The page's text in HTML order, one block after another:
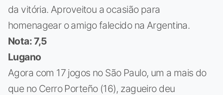
da vitória. Aproveitou a ocasião para
homenagear o amigo falecido na Argentina.
Nota: 7,5
Lugano
Agora com 17 jogos no São Paulo, um a mais do
que no Cerro Porteño (16), zagueiro deu